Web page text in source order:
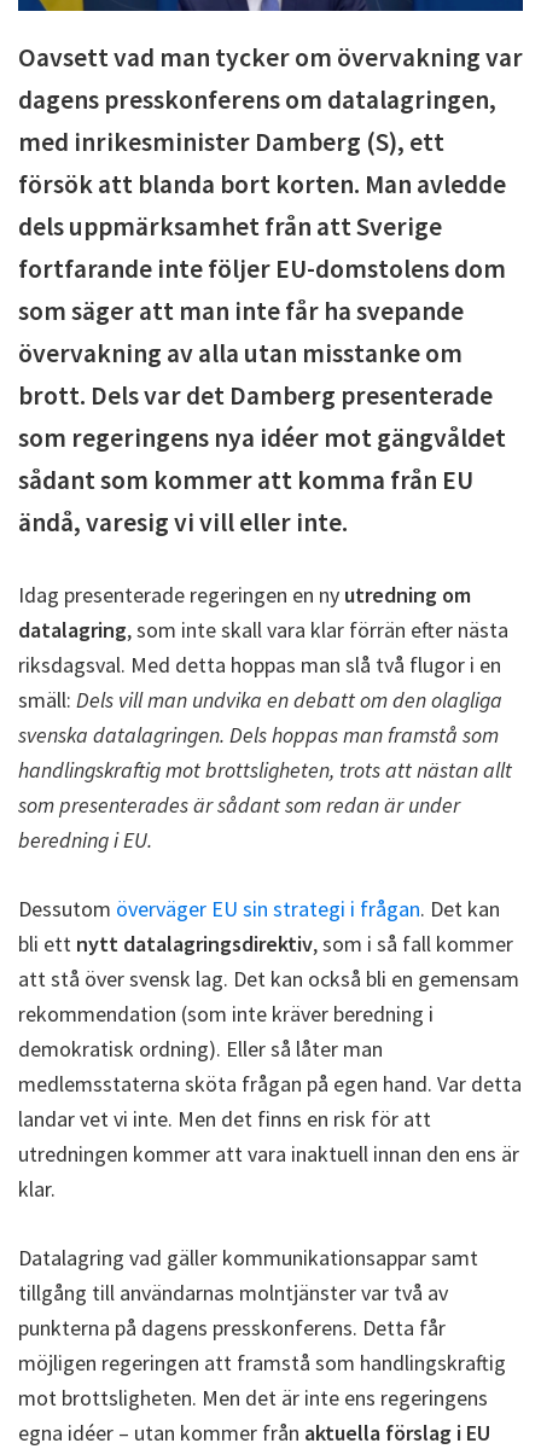
Oavsett vad man tycker om övervakning var
dagens presskonferens om datalagringen,
med inrikesminister Damberg (S), ett
försök att blanda bort korten. Man avledde
dels uppmärksamhet från att Sverige
fortfarande inte följer EU-domstolens dom
som säger att man inte får ha svepande
övervakning av alla utan misstanke om
brott. Dels var det Damberg presenterade
som regeringens nya idéer mot gängvåldet
sådant som kommer att komma från EU
ändå, varesig vi vill eller inte.
Idag presenterade regeringen en ny utredning om
datalagring, som inte skall vara klar förrän efter nästa
riksdagsval. Med detta hoppas man slå två flugor i en
smäll: Dels vill man undvika en debatt om den olagliga
svenska datalagringen. Dels hoppas man framstå som
handlingskraftig mot brottsligheten, trots att nästan allt
som presenterades är sådant som redan är under
beredning i EU.
Dessutom överväger EU sin strategi i frågan. Det kan
bli ett nytt datalagringsdirektiv, som i så fall kommer
att stå över svensk lag. Det kan också bli en gemensam
rekommendation (som inte kräver beredning i
demokratisk ordning). Eller så låter man
medlemsstaterna sköta frågan på egen hand. Var detta
landar vet vi inte. Men det finns en risk för att
utredningen kommer att vara inaktuell innan den ens är
klar.
Datalagring vad gäller kommunikationsappar samt
tillgång till användarnas molntjänster var två av
punkterna på dagens presskonferens. Detta får
möjligen regeringen att framstå som handlingskraftig
mot brottsligheten. Men det är inte ens regeringens
egna idéer – utan kommer från aktuella förslag i EU